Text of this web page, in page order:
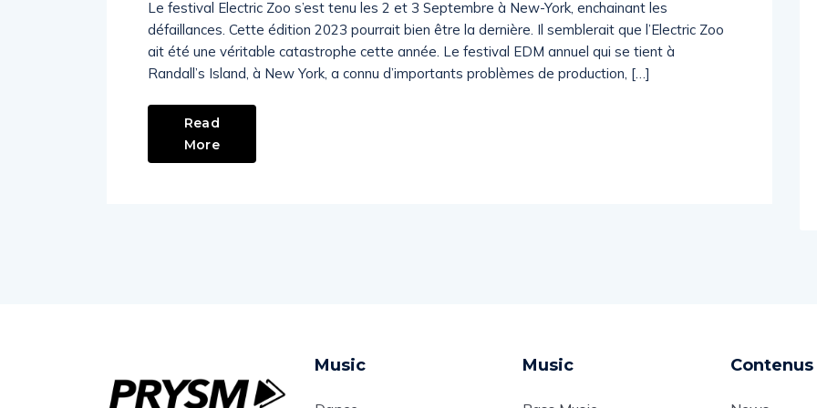
Le festival Electric Zoo s’est tenu les 2 et 3 Septembre à New-York, enchainant les
défaillances. Cette édition 2023 pourrait bien être la dernière. Il semblerait que l’Electric Zoo
ait été une véritable catastrophe cette année. Le festival EDM annuel qui se tient à
Randall’s Island, à New York, a connu d’importants problèmes de production, […]
Read
More
Music Music Contenus